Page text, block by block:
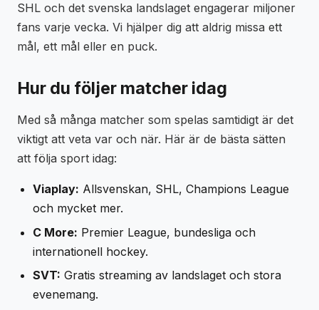
SHL och det svenska landslaget engagerar miljoner
fans varje vecka. Vi hjälper dig att aldrig missa ett
mål, ett mål eller en puck.
Hur du följer matcher idag
Med så många matcher som spelas samtidigt är det
viktigt att veta var och när. Här är de bästa sätten
att följa sport idag:
Viaplay: Allsvenskan, SHL, Champions League
och mycket mer.
C More: Premier League, bundesliga och
internationell hockey.
SVT: Gratis streaming av landslaget och stora
evenemang.